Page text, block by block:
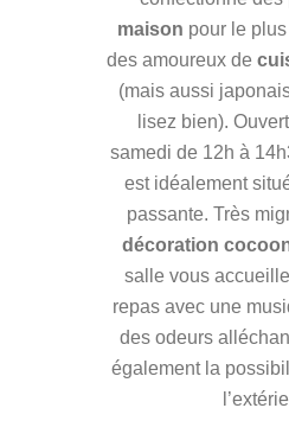
maison pour le
des amoureux de
(mais aussi
lisez bien).
samedi de 12h à
est idéalement
passante. Très
décoration
salle vous
repas avec une
des odeurs
également la